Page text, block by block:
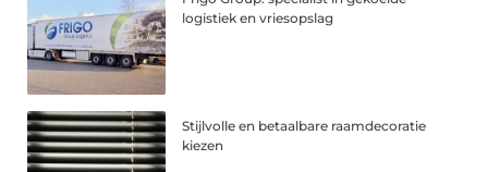
logistiek en vriesopslag
Stijlvolle en betaalbare raamdecoratie
kiezen